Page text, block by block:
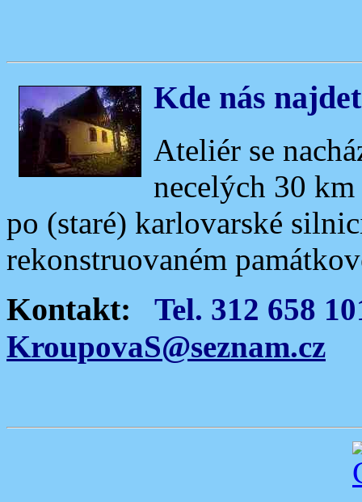
Kde nás
Ateliér se
necelých 30 km
po (staré) karlovarské
rekonstruovaném
Kontakt:
Tel. 312 658
KroupovaS@seznam.cz